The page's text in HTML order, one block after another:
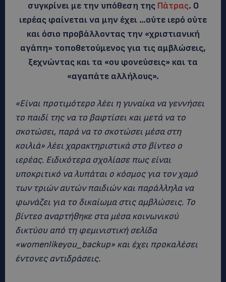
συγκρίνει με την υπόθεση της Πάτρας. Ο
ιερέας φαίνεται να μην έχει …ούτε ιερό ούτε
και όσιο προβάλλοντας την «χριστιανική
αγάπη» τοποθετούμενος για τις αμβλώσεις,
ξεχνώντας και τα «ου φονεύσεις» και τα
«αγαπάτε αλλήλους».
«Είναι προτιμότερο λέει η γυναίκα να γεννήσει
το παιδί της να το βαφτίσει και μετά να το
σκοτώσει, παρά να το σκοτώσει μέσα στη
κοιλιά» λέει χαρακτηριστικά στο βίντεο ο
ιερέας. Ειδικότερα σχολίασε πως είναι
υποκριτικό να λυπάται ο κόσμος για τον χαμό
των τριών αυτών παιδιών και παράλληλα να
φωνάζει για το δικαίωμα στις αμβλώσεις. Το
βίντεο αναρτήθηκε στα μέσα κοινωνικού
δικτύου από τη φεμινιστική σελίδα
«womenlikeyou_backup» και έχει προκαλέσει
έντονες αντιδράσεις.